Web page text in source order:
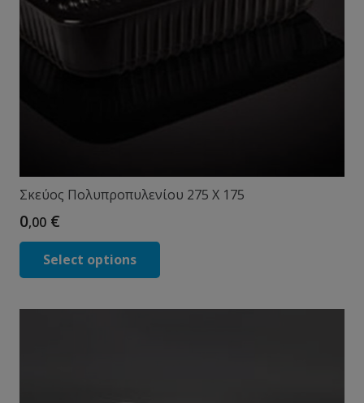
Σκεύος Πολυπροπυλενίου 275 X 175
0,00 €
Select options